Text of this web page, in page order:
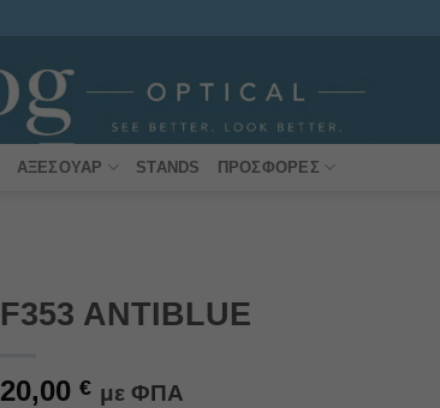
ΑΞΕΣΟΥΆΡ STANDS ΠΡΟΣΦΟΡΈΣ
F353 ANTIBLUE
20,00 € με ΦΠΑ